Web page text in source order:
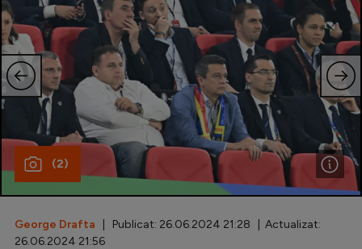
Cupa României
Echipa Națională
U21
Fotbal feminin
Special
Diverse
Inedit
Clasamente
(2)
George Drafta | Publicat: 26.06.2024 21:28 | Actualizat:
26.06.2024 21:56